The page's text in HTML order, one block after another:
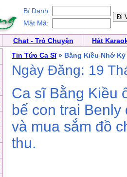
Bí Danh:
Mật Mã:
Chat - Trò Chuyện
Hát
Tin Tức Ca Sĩ» Bằng Kiều Nhớ Kỷ
Ngày Đăng: 19
Ca sĩ Bằng Kiều
bế con trai
và mua sắm đồ
thu.